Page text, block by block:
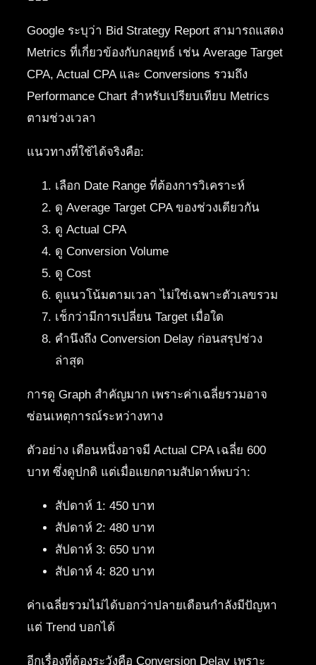
Google ระบุว่า Bid Strategy Report สามารถแสดง
Metrics ที่เกี่ยวข้องกับกลยุทธ์ เช่น Average Target
CPA, Actual CPA และ Conversions รวมถึง
Performance Chart สำหรับเปรียบเทียบ Metrics
ตามช่วงเวลา
แนวทางที่ใช้ได้จริงคือ:
เลือก Date Range ที่ต้องการวิเคราะห์
ดู Average Target CPA ของช่วงเดียวกัน
ดู Actual CPA
ดู Conversion Volume
ดู Cost
ดูแนวโน้มตามเวลา ไม่ใช่เฉพาะตัวเลขรวม
เช็กว่ามีการเปลี่ยน Target เมื่อใด
คำนึงถึง Conversion Delay ก่อนสรุปช่วง
ล่าสุด
การดู Graph สำคัญมาก เพราะค่าเฉลี่ยรวมอาจ
ซ่อนเหตุการณ์ระหว่างทาง
ตัวอย่าง เดือนหนึ่งอาจมี Actual CPA เฉลี่ย 600
บาท ซึ่งดูปกติ แต่เมื่อแยกตามสัปดาห์พบว่า:
สัปดาห์ 1: 450 บาท
สัปดาห์ 2: 480 บาท
สัปดาห์ 3: 650 บาท
สัปดาห์ 4: 820 บาท
ค่าเฉลี่ยรวมไม่ได้บอกว่าปลายเดือนกำลังมีปัญหา
แต่ Trend บอกได้
อีกเรื่องที่ต้องระวังคือ Conversion Delay เพราะ